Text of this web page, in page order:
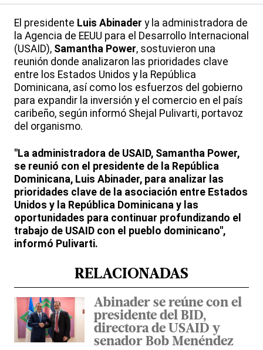
El presidente Luis Abinader y la administradora de
la Agencia de EEUU para el Desarrollo Internacional
(USAID), Samantha Power, sostuvieron una
reunión donde analizaron las prioridades clave
entre los Estados Unidos y la República
Dominicana, así como los esfuerzos del gobierno
para expandir la inversión y el comercio en el país
caribeño, según informó Shejal Pulivarti, portavoz
del organismo.
"La administradora de USAID, Samantha Power,
se reunió con el presidente de la República
Dominicana, Luis Abinader, para analizar las
prioridades clave de la asociación entre Estados
Unidos y la República Dominicana y las
oportunidades para continuar profundizando el
trabajo de USAID con el pueblo dominicano",
informó Pulivarti.
RELACIONADAS
Abinader se reúne con el
presidente del BID,
directora de USAID y
senador Bob Menéndez